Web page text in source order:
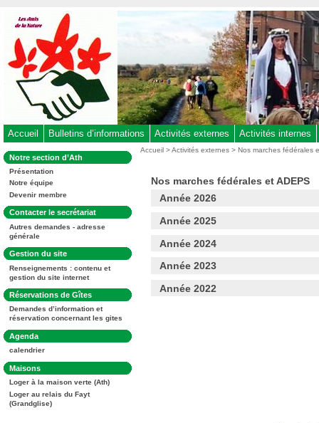
au
contenu
-
Aller
au
menu
-
à
la
recherche
Accueil Bulletins d’informations Activités externes Activités internes
Dans
la
rubrique
:
Notre section d’Ath
Présentation
Notre équipe
Devenir membre
Dans
la
rubrique
:
Contacter le secrétariat
Autres demandes - adresse
générale
Dans
la
rubrique
:
Gestion du site
Renseignements : contenu et
gestion du site internet
Dans
la
rubrique
:
Réservations de Gîtes
Demandes d’information et
réservation concernant les gites
Dans
la
rubrique
:
Agenda
calendrier
Dans
la
rubrique
:
Maisons
Loger à la maison verte (Ath)
Loger au relais du Fayt
(Grandglise)
Vous
Accueil >Activités externes > Nos marches fédérales
Nos marches fédérales et ADEPS
Année 2026
Année 2025
Année 2024
Année 2023
Année 2022